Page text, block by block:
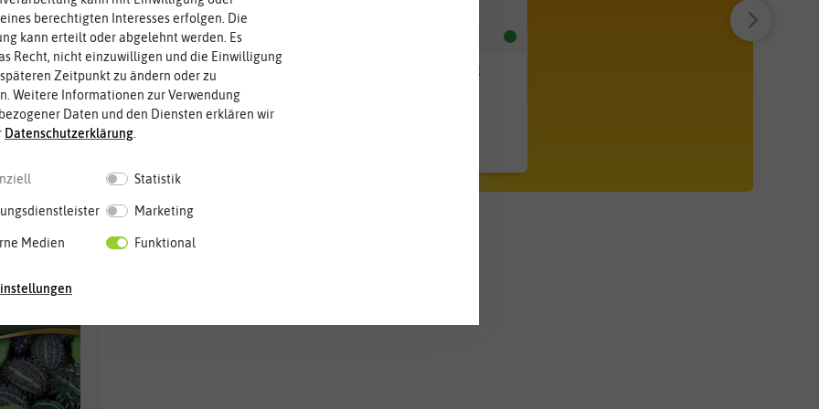
dunkelgrün
€
CURT CUCUMBER
Gurkentopf hellgrau
CURT CUCUMBER
berechtigten Interesses erfolgen. Die
kann erteilt oder abgelehnt werden. Es
Recht, nicht einzuwilligen und die Einwilligung
Zeitpunkt zu ändern oder zu
Weitere Informationen zur Verwendung
Daten und den Diensten erklären wir
Daten­schutz­erklärung
Statistik
Marketing
Medien Funktional